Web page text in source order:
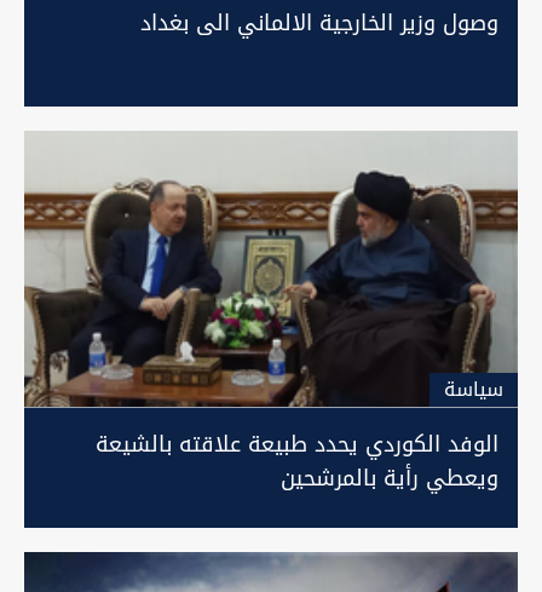
وصول وزير الخارجية الالماني الى بغداد
سیاسة
الوفد الكوردي يحدد طبيعة علاقته بالشيعة
ويعطي رأية بالمرشحين